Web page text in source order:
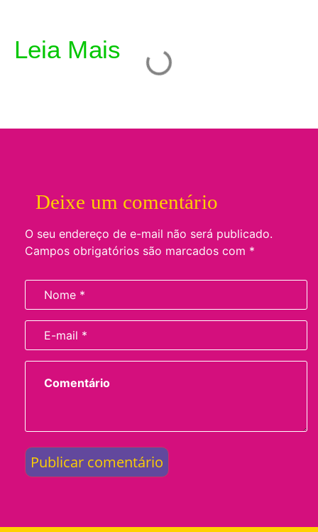
Leia Mais
Deixe um comentário
O seu endereço de e-mail não será publicado.
Campos obrigatórios são marcados com *